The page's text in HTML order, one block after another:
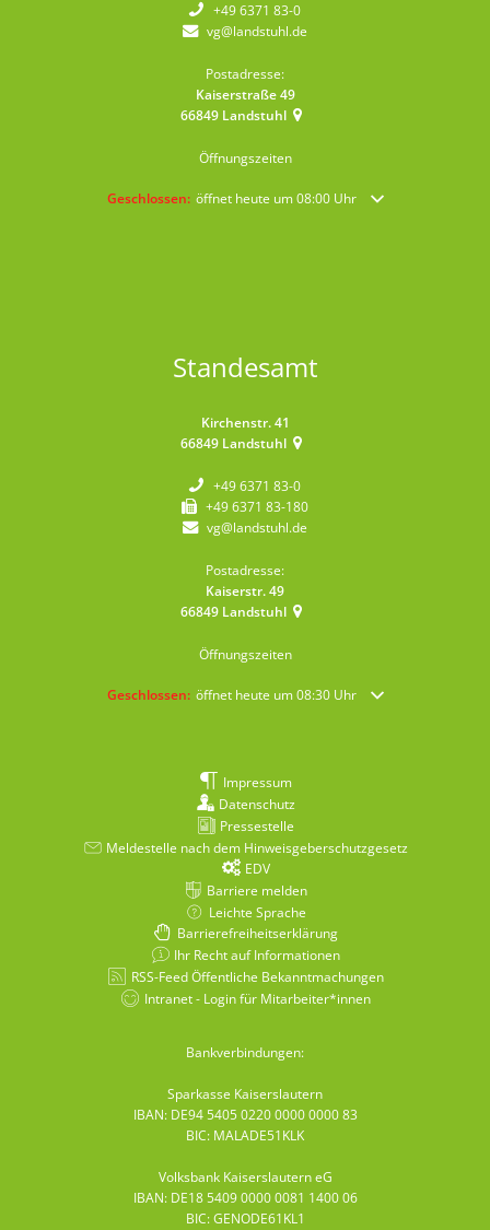
+49 6371 83-0
vg@landstuhl.de
Postadresse:
Kaiserstraße 49
66849 Landstuhl
Öffnungszeiten
Klicken, um weitere Öffnungs- oder Schließzeiten
Geschlossen: öffnet heute um 08:00 Uhr
Standesamt
Kirchenstr. 41
66849 Landstuhl
+49 6371 83-0
+49 6371 83-180
vg@landstuhl.de
Postadresse:
Kaiserstr. 49
66849 Landstuhl
Öffnungszeiten
Klicken, um weitere Öffnungs- oder Schließzeiten
Geschlossen: öffnet heute um 08:30 Uhr
Impressum
Datenschutz
Pressestelle
Meldestelle nach dem Hinweisgeberschutzgesetz
EDV
Barriere melden
Leichte Sprache
Barrierefreiheitserklärung
Ihr Recht auf Informationen
RSS-Feed Öffentliche Bekanntmachungen
Intranet - Login für Mitarbeiter*innen
Bankverbindungen:
Sparkasse Kaiserslautern
IBAN: DE94 5405 0220 0000 0000 83
BIC: MALADE51KLK
Volksbank Kaiserslautern eG
IBAN: DE18 5409 0000 0081 1400 06
BIC: GENODE61KL1